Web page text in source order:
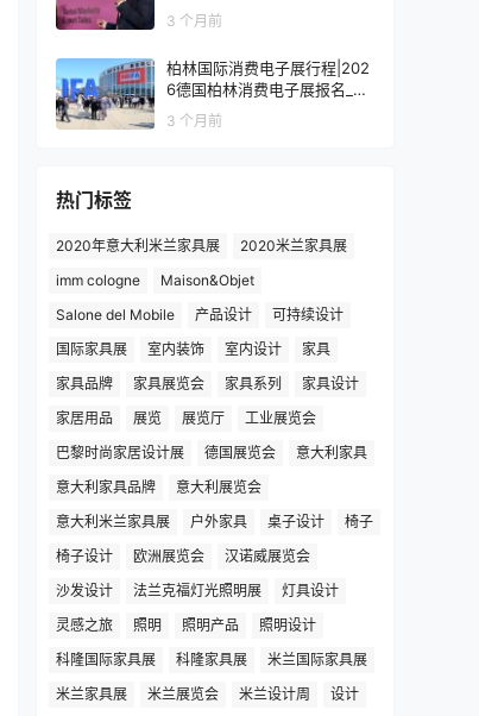
展观展7天
3 个月前
柏林国际消费电子展行程|202
6德国柏林消费电子展报名_价
格_门票_签证
3 个月前
热门标签
2020年意大利米兰家具展
2020米兰家具展
imm cologne
Maison&Objet
Salone del Mobile
产品设计
可持续设计
国际家具展
室内装饰 室内设计
家具
家具品牌
家具展览会 家具系列
家具设计
家居用品
展览 展览厅
工业展览会
巴黎时尚家居设计展
德国展览会
意大利家具
意大利家具品牌
意大利展览会
意大利米兰家具展
户外家具 桌子设计
椅子
椅子设计
欧洲展览会
汉诺威展览会
沙发设计
法兰克福灯光照明展
灯具设计
灵感之旅
照明 照明产品
照明设计
科隆国际家具展
科隆家具展
米兰国际家具展
米兰家具展
米兰展览会 米兰设计周 设计